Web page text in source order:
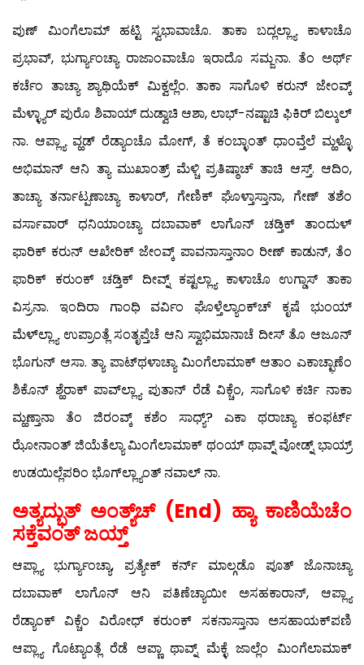
ಪುಣ್ ಮಿಂಗೆಲಾಮ್ ಹಟ್ಟಿ ಸ್ವಭಾವಾಚೊ. ತಾಕಾ ಬದ್ಲಲ್ಲ್ಯಾ ಕಾಳಾಚೊ
ಪ್ರಭಾವ್, ಭುರ್ಗ್ಯಾಂಚ್ಯಾ ರಾಜಾಂವಾಚೊ ಇರಾದೊ ಸಮ್ಜನಾ. ತೆಂ ಅರ್ಥ್
ಕರ್ಚೆಂ ತಾಚ್ಯಾ ಶ್ಯಾಥಿಯೆಕ್ ಮಿಕ್ವಲ್ಲೆಂ. ತಾಕಾ ಸಾಗೊಳಿ ಕರುನ್ ಜೇಂವ್ಕ್
ಮೆಳ್ಳ್ಯಾರ್ ಪುರೊ ಶಿವಾಯ್ ದುಡ್ವಾಚಿ ಆಶಾ, ಲಾಭ್-ನಷ್ಟಾಚಿ ಫಿಕಿರ್ ಬಿಲ್ಕುಲ್
ನಾ. ಆಪ್ಲ್ಯಾ ವ್ಹಡ್ ರೆಡ್ಯಾಂಚೊ ಮೋಗ್, ತೆ ಕಂಬ್ಳಾಂತ್ ಧಾಂವ್ತೆಲೆ ಮ್ಹಳ್ಳೊ
ಅಭಿಮಾನ್ ಆನಿ ತ್ಯಾ ಮುಖಾಂತ್ರ್ ಮೆಳ್ಚಿ ಪ್ರತಿಷ್ಠಾಚ್ ತಾಚಿ ಆಸ್ತ್. ಆದಿಂ,
ತಾಚ್ಯಾ ತರ್ನಾಟ್ಪಣಾಚ್ಯಾ ಕಾಳಾರ್, ಗೇಣಿಕ್ ಘೊಳ್ತಾಸ್ತಾನಾ, ಗೇಣ್ ತಶೆಂ
ವರ್ಸಾವಾರ್ ಧನಿಯಾಂಚ್ಯಾ ದಬಾವಾಕ್ ಲಾಗೊನ್ ಚಡ್ತಿಕ್ ತಾಂದುಳ್
ಫಾರಿಕ್ ಕರುನ್ ಆಖೇರಿಕ್ ಜೇಂವ್ಕ್ ಪಾವನಾಸ್ತಾನಾಂ ರೀಣ್ ಕಾಡುನ್, ತೆಂ
ಫಾರಿಕ್ ಕರುಂಕ್ ಚಡ್ತಿಕ್ ದೀವ್ನ್ ಕಷ್ಟಲ್ಲ್ಯಾ ಕಾಳಾಚೊ ಉಗ್ಡಾಸ್ ತಾಕಾ
ವಿಸ್ರನಾ. ಇಂದಿರಾ ಗಾಂಧಿ ವರ್ವಿಂ ಘೊಳ್ತೆಲ್ಯಾಂಕ್‍ಚ್ ಕೃಷೆ ಭುಂಯ್
ಮೆಳ್‍ಲ್ಲ್ಯಾ ಉಪ್ರಾಂತ್ಲೆ ಸಂತೃಪ್ತೆಚೆ ಆನಿ ಸ್ವಾಭಿಮಾನಾಚೆ ದೀಸ್ ತೊ ಆಜೂನ್
ಭೊಗುನ್ ಆಸಾ. ತ್ಯಾ ಪಾಟ್‍ಥಳಾಚ್ಯಾ ಮಿಂಗೆಲಾಮಾಕ್ ಆತಾಂ ಎಕಾಚ್ಛಾಣೆಂ
ಶಿಕೊನ್ ಶ್ಹೆರಾಕ್ ಪಾವ್‍ಲ್ಲ್ಯಾ ಪುತಾನ್ ರೆಡೆ ವಿಕ್ಚೆಂ, ಸಾಗೊಳಿ ಕರ್ಚಿ ನಾಕಾ
ಮ್ಹಣ್ತಾನಾ ತೆಂ ಜಿರಂವ್ಕ್ ಕಶೆಂ ಸಾಧ್ಯ್? ಎಕಾ ಥರಾಚ್ಯಾ ಕಂಫರ್ಟ್
ಝೋನಾಂತ್ ಜಿಯೆತೆಲ್ಯಾ ಮಿಂಗೆಲಾಮಾಕ್ ಥಂಯ್ ಥಾವ್ನ್ ವೋಡ್ನ್ ಭಾಯ್ರ್
ಉಡಯಿಲ್ಲೆಪರಿಂ ಭೊಗ್‍ಲ್ಲ್ಯಾಂತ್ ನವಾಲ್ ನಾ.
ಅತ್ಯದ್ಭುತ್ ಅಂತ್ಯ್‌ಚ್ (End) ಹ್ಯಾ ಕಾಣಿಯೆಚೆಂ
ಸಕ್ತೆವಂತ್ ಜಯ್ತ್
ಆಪ್ಲ್ಯಾ ಭುರ್ಗ್ಯಾಂಚ್ಯಾ, ಪ್ರತ್ಯೇಕ್ ಕರ್ನ್ ಮಾಲ್ಗಡೊ ಪೂತ್ ಜೊನಾಚ್ಯಾ
ದಬಾವಾಕ್ ಲಾಗೊನ್ ಆನಿ ಪತಿಣೆಚ್ಯಾಯೀ ಅಸಹಕಾರಾನ್, ಆಪ್ಲ್ಯಾ
ರೆಡ್ಯಾಂಕ್ ವಿಕ್ಚೆಂ ವಿರೋಧ್ ಕರುಂಕ್ ಸಕನಾಸ್ತಾನಾ ಅಸಹಾಯಕ್‍ಪಣಿ
ಆಪ್ಲ್ಯಾ ಗೊಟ್ಯಾಂತ್ಲೆ ರೆಡೆ ಆಪ್ಣಾ ಥಾವ್ನ್ ಮೆಕ್ಳೆ ಜಾಲ್ಲೆಂ ಮಿಂಗೆಲಾಮಾಕ್